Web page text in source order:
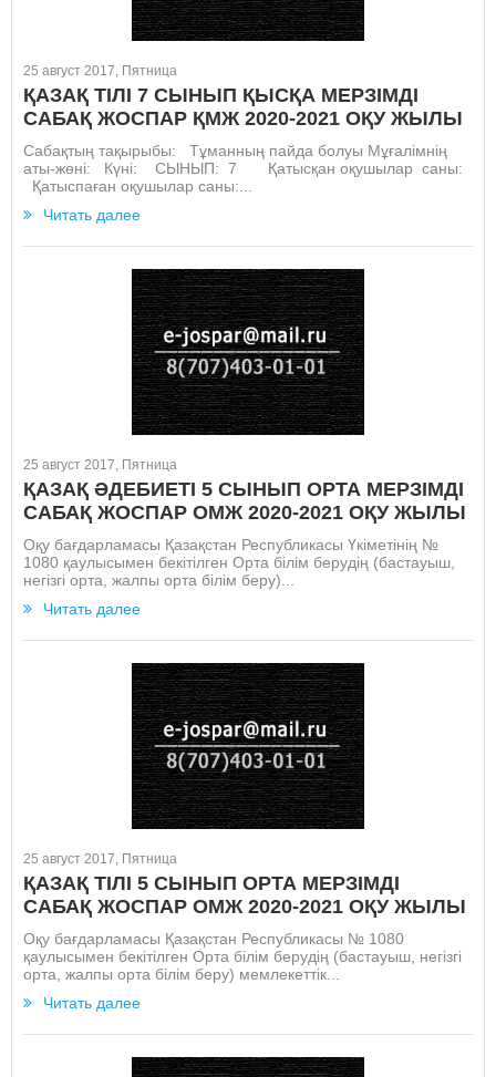
25 август 2017, Пятница
ҚАЗАҚ ТІЛІ 7 СЫНЫП ҚЫСҚА МЕРЗІМДІ
САБАҚ ЖОСПАР ҚМЖ 2020-2021 ОҚУ ЖЫЛЫ
Сабақтың тақырыбы: Тұманның пайда болуы Мұғалімнің
аты-жөні: Күні: СЫНЫП: 7 Қатысқан оқушылар саны:
Қатыспаған оқушылар саны:...
Читать далее
25 август 2017, Пятница
ҚАЗАҚ ӘДЕБИЕТІ 5 СЫНЫП ОРТА МЕРЗІМДІ
САБАҚ ЖОСПАР ОМЖ 2020-2021 ОҚУ ЖЫЛЫ
Оқу бағдарламасы Қазақстан Республикасы Үкіметінің №
1080 қаулысымен бекітілген Орта білім берудің (бастауыш,
негізгі орта, жалпы орта білім беру)...
Читать далее
25 август 2017, Пятница
ҚАЗАҚ ТІЛІ 5 СЫНЫП ОРТА МЕРЗІМДІ
САБАҚ ЖОСПАР ОМЖ 2020-2021 ОҚУ ЖЫЛЫ
Оқу бағдарламасы Қазақстан Республикасы № 1080
қаулысымен бекітілген Орта білім берудің (бастауыш, негізгі
орта, жалпы орта білім беру) мемлекеттік...
Читать далее